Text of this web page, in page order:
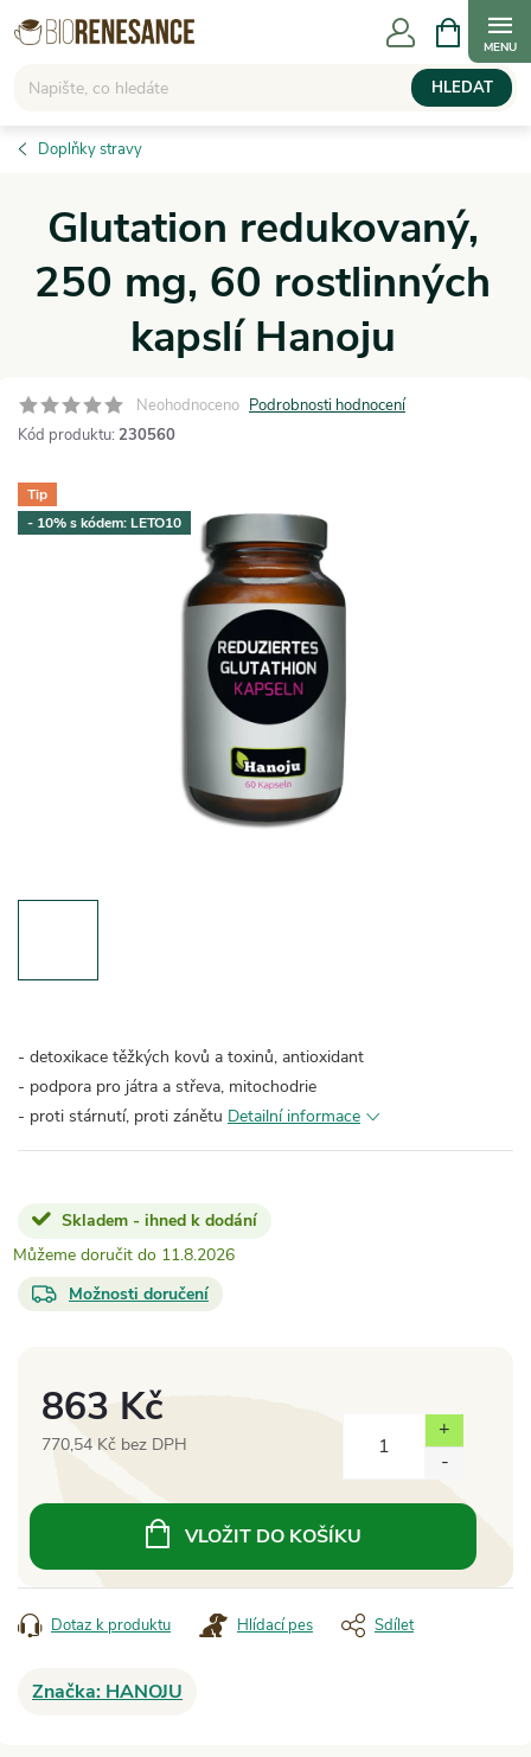
Přejít
na
HLEDAT
NÁKUPNÍ
KOŠÍK
Doplňky stravy
Glutation redukovaný,
250 mg, 60 rostlinných
kapslí Hanoju
Neohodnoceno Podrobnosti hodnocení
Kód produktu: 230560
Tip
- 10% s kódem: LETO10
- detoxikace těžkých kovů a toxinů, antioxidant
- podpora pro játra a střeva, mitochodrie
- proti stárnutí, proti zánětu Detailní informace
Skladem - ihned k dodání
11.8.2026
Možnosti doručení
863 Kč
770,54 Kč bez DPH
cena:
VLOŽIT DO KOŠÍKU
Dotaz k produktu Hlídací pes Sdílet
Značka: HANOJU